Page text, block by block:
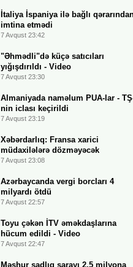
İtaliya İspaniya ilə bağlı
imtina etmədi
7 Avqust 23:42
"Əhmədli"də küçə satıcıları
yığışdırıldı - Video
7 Avqust 23:30
Almaniyada naməlum PUA-lar -
nin iclası keçirildi
7 Avqust 23:19
Xəbərdarlıq: Fransa xarici
müdaxilələrə dözməyəcək
7 Avqust 23:08
Azərbaycanda vergi borcları 4
milyardı ötdü
7 Avqust 22:57
Toyu çəkən İTV əməkdaşlarına
hücum edildi - Video
7 Avqust 22:47
Məşhur şadlıq sarayı 2,5 milyona